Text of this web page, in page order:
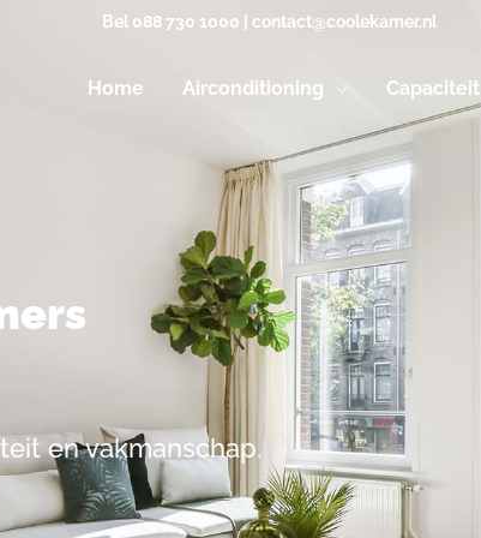
Bel 088 730 1000 | contact@coolekamer.nl
Home Airconditioning Capaciteit
en vakmanschap.